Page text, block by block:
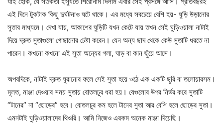
এই দিনে টুকটাক কিছু দুর্ঘটনাও ঘটে থাকে। এর মধ্যে সবচেয়ে বেশি হয়- ঘুড়ি উড়ানোর
সুতার মাধ্যমে। দেখা যায়, আকাশের ঘুড়িটি যখন কেটে যায় তখন সেই ঘুড়িওয়ালা নাটাই
দিয়ে দ্রুত সুতাগুলো গোছানোর চেষ্টা করেন। যেন অন্য ছাদ থেকে কেউ সুতাটি ধরতে না
পারেন। কখনো কখনো এই সুতা অন্যের গলা, ঘাড় বা কান ছুঁয়ে আসে।
অপরদিকে, নাটাই দ্রুত ঘুরানোর ফলে সেই সুতা হয়ে ওঠে এক একটি ছুরি বা তলোয়ারসম।
মূলত, মাঞ্জা দেওয়ার সময় সুতায় বোতলচুর ধরা হয়। যেগুলোর উপর নির্ভর করে সুতাটি
“টানের” না “ছোড়ের” হবে। বোতলচুর কম হলে টানের সুতা আর বেশি হলে ছোড়ের সুতা।
এমনটাই ঘুড়িওয়ালাদের থিওরি। আমি নিজেও এরকম অনেক মাঞ্জা দিয়েছি।